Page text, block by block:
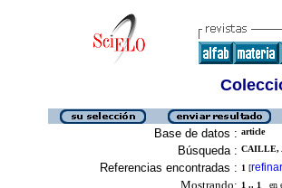
Base de datos : article
Búsqueda : CAILLE,
Referencias encontradas : 1 [refinar
Mostrando: 1 .. 1 en